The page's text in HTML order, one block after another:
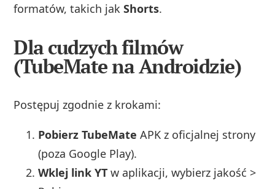
formatów, takich jakShorts.
Dla cudzych filmów
(TubeMate na Androidzie)
Postępuj zgodnie z krokami:
Pobierz TubeMate APK z oficjalnej strony
(poza Google Play).
Wklej link YT w aplikacji, wybierz jakość >